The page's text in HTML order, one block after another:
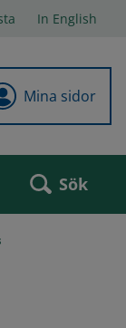
In English
Mina sidor
Sök